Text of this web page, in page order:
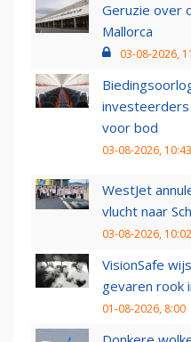
Geruzie over
Mallorca
03-08-2026,
voor bod
03-08-2026, 10:43
WestJet
vlucht naar
03-08-2026, 10:02
VisionSafe
gevaren rook
01-08-2026, 8:00